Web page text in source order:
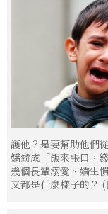
護他？是要幫助他們
嬌縱成「飯來張口，
幾個長輩溺愛、嬌生
又都是什麼樣子的？